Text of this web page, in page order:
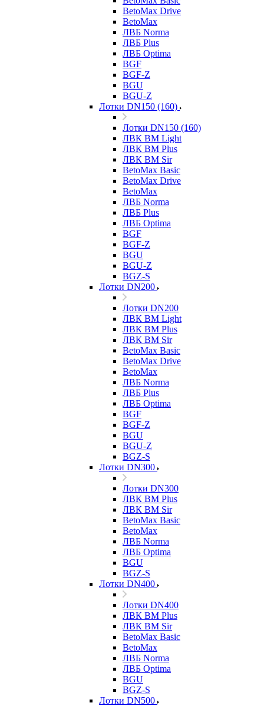
BetoMax Drive
BetoMax
ЛВБ Norma
ЛВБ Plus
ЛВБ Optima
BGF
BGF-Z
BGU
BGU-Z
Лотки DN150 (160)
Лотки DN150 (160)
ЛВК ВМ Light
ЛВК ВМ Plus
ЛВК ВМ Sir
BetoMax Basic
BetoMax Drive
BetoMax
ЛВБ Norma
ЛВБ Plus
ЛВБ Optima
BGF
BGF-Z
BGU
BGU-Z
BGZ-S
Лотки DN200
Лотки DN200
ЛВК ВМ Light
ЛВК ВМ Plus
ЛВК ВМ Sir
BetoMax Basic
BetoMax Drive
BetoMax
ЛВБ Norma
ЛВБ Plus
ЛВБ Optima
BGF
BGF-Z
BGU
BGU-Z
BGZ-S
Лотки DN300
Лотки DN300
ЛВК ВМ Plus
ЛВК ВМ Sir
BetoMax Basic
BetoMax
ЛВБ Norma
ЛВБ Optima
BGU
BGZ-S
Лотки DN400
Лотки DN400
ЛВК ВМ Plus
ЛВК ВМ Sir
BetoMax Basic
BetoMax
ЛВБ Norma
ЛВБ Optima
BGU
BGZ-S
Лотки DN500